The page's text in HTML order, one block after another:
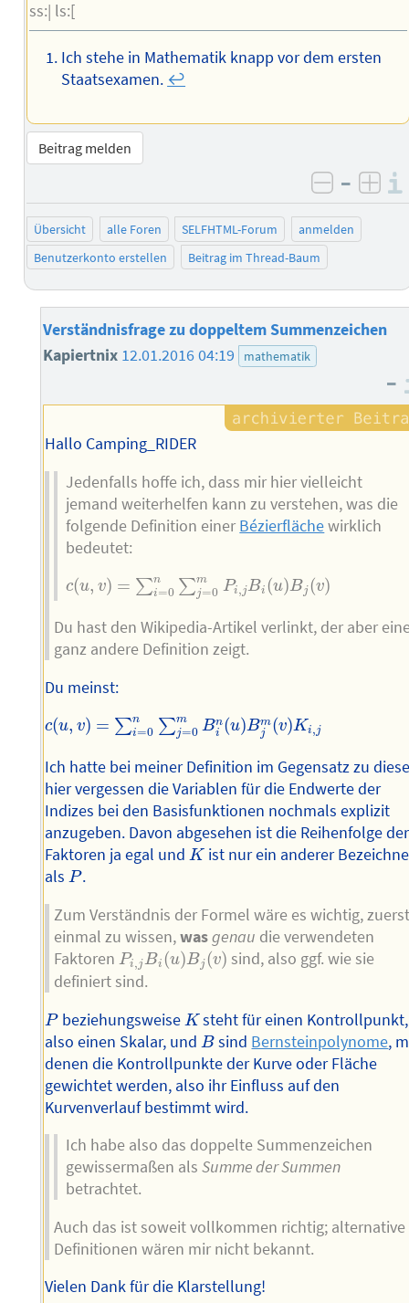
ss:| ls:[
Ich stehe in Mathematik knapp vor dem ersten
Staatsexamen. ↩︎
Beitrag melden
negativ
–
Übersicht alle Foren SELFHTML-Forum
anmelden
Benutzerkonto erstellen
Beitrag im Thread-Baum
Verständnisfrage zu doppeltem Summenzeichen
Kapiertnix 12.01.2016 04:19 mathematik
–
Hallo Camping_RIDER
Jedenfalls hoffe ich, dass mir hier vielleicht
jemand weiterhelfen kann zu verstehen, was die
folgende Definition einer Bézierflächewirklich
bedeutet:
c(u, v) = ∑n
i=0 ∑m
j=0 Pi,jBi (u)Bj (v)
c(u v)= =0n∑ 0mP Bi u)B j(v)
Du hast den Wikipedia-Artikel verlinkt, der aber
ganz andere Definition zeigt.
Du meinst:
c(u, v) = ∑n
i=0 ∑m
j=0 Bn
i (u)Bm
j
(v)Ki,j
c(u v)= =0n∑ 0mB (u)Bjm(v)Ki,j
Ich hatte bei meiner Definition im Gegensatz zu
hier vergessen die Variablen für die Endwerte der
Indizes bei den Basisfunktionen nochmals explizit
anzugeben. Davon abgesehen ist die Reihenfolge der
Faktoren ja egal undK
K ist nur ein anderer
alsP
P.
Zum Verständnis der Formel wäre es wichtig,
einmal zu wissen,wasgenau die verwendeten
FaktorenPi,jBi (u)Bj (v)
Pi Bi( u ) B j(v )
sind, also ggf. wie sie
definiert sind.
P
Pbeziehungsweise K
K steht für einen Kontrollpunkt,
also einen Skalar, undB
B sind Bernsteinpolynome,
denen die Kontrollpunkte der Kurve oder Fläche
gewichtet werden, also ihr Einfluss auf den
Kurvenverlauf bestimmt wird.
Ich habe also das doppelte Summenzeichen
gewissermaßen alsSumme der Summen
betrachtet.
Auch das ist soweit vollkommen richtig; alternative
Definitionen wären mir nicht bekannt.
Vielen Dank für die Klarstellung!